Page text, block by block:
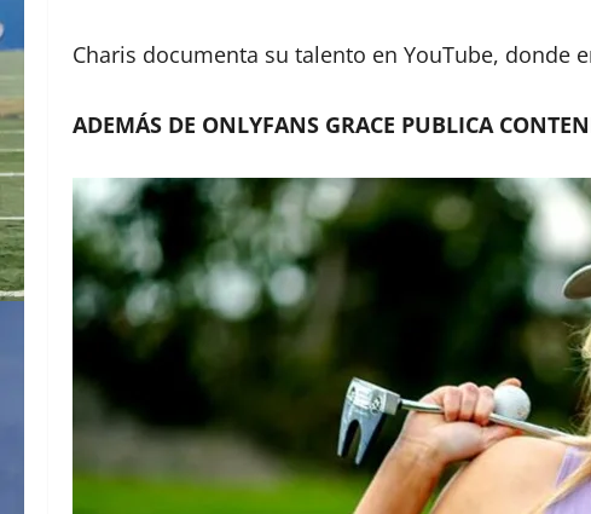
Charis documenta su talento en YouTube,
ADEMÁS DE ONLYFANS GRACE PUBLICA